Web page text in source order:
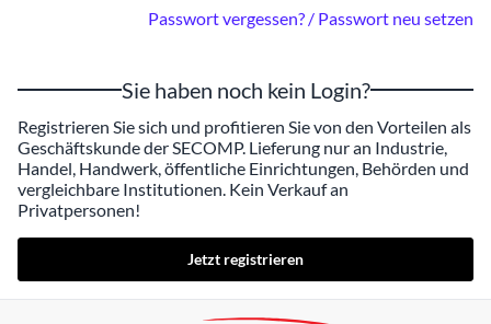
Passwort vergessen? / Passwort neu setzen
Sie haben noch kein Login?
Registrieren Sie sich und profitieren Sie von den Vorteilen als
Geschäftskunde der SECOMP. Lieferung nur an Industrie,
Handel, Handwerk, öffentliche Einrichtungen, Behörden und
vergleichbare Institutionen. Kein Verkauf an
Privatpersonen!
Jetzt registrieren